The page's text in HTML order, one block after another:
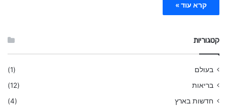
קרא עוד »
קטגוריות
בעולם
(1)
בריאות
(12)
חדשות בארץ
(4)